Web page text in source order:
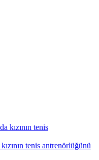
tenis antrenörlüğünü